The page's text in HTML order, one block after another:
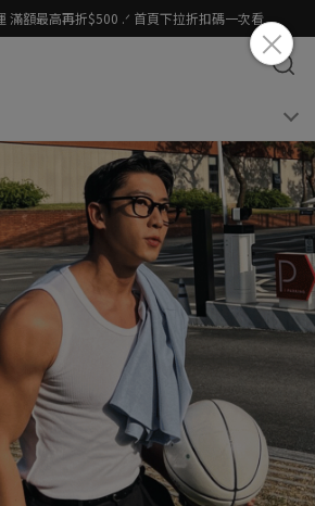
滿額最高再折$500 .ᐟ 首頁下拉折扣碼一次看